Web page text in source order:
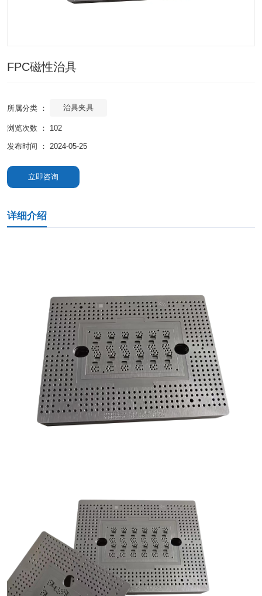
FPC磁性治具
所属分类 ： 治具夹具
浏览次数 ： 102
发布时间 ： 2024-05-25
立即咨询
详细介绍